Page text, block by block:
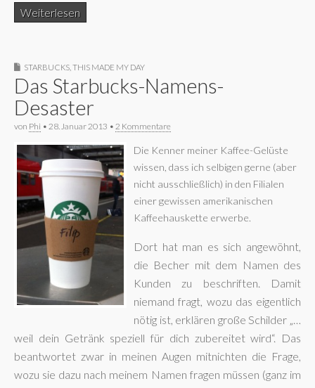
Weiterlesen
STARBUCKS THIS MADE MY DAY
Das Starbucks-Namens-
Desaster
von Phi • 28. Januar 2013 • 2 Kommentare
Die Kenner meiner Kaffee-Gelüste
wissen, dass ich selbigen gerne (aber
nicht ausschließlich) in den Filialen
einer gewissen amerikanischen
Kaffeehauskette erwerbe.
Dort hat man es sich angewöhnt,
die Becher mit dem Namen des
Kunden zu beschriften. Damit
niemand fragt, wozu das eigentlich
nötig ist, erklären große Schilder „…
weil dein Getränk speziell für dich zubereitet wird“. Das
beantwortet zwar in meinen Augen mitnichten die Frage,
wozu sie dazu nach meinem Namen fragen müssen (ganz im